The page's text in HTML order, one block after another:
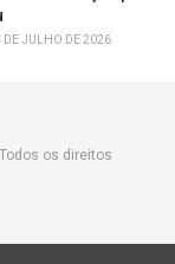
DE JULHO DE 2026
os direitos